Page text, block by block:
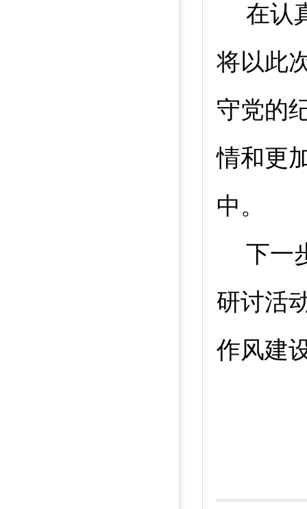
在认
将以此
守党的
情和更
中。
下一
研讨活
作风建